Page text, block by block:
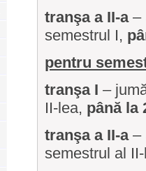
tranşa a II-a–
semestrul I,
pentru
tranşa I –
II-lea, până la
tranşa a II-a–
semestrul al